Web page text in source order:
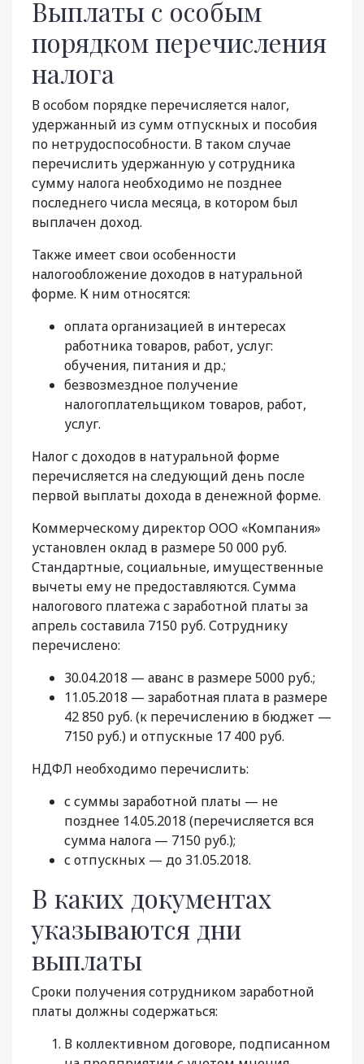
Выплаты с особым
порядком перечисления
налога
В особом порядке перечисляется налог,
удержанный из сумм отпускных и пособия
по нетрудоспособности. В таком случае
перечислить удержанную у сотрудника
сумму налога необходимо не позднее
последнего числа месяца, в котором был
выплачен доход.
Также имеет свои особенности
налогообложение доходов в натуральной
форме. К ним относятся:
оплата организацией в интересах
работника товаров, работ, услуг:
обучения, питания и др.;
безвозмездное получение
налогоплательщиком товаров, работ,
услуг.
Налог с доходов в натуральной форме
перечисляется на следующий день после
первой выплаты дохода в денежной форме.
Коммерческому директор ООО «Компания»
установлен оклад в размере 50 000 руб.
Стандартные, социальные, имущественные
вычеты ему не предоставляются. Сумма
налогового платежа с заработной платы за
апрель составила 7150 руб. Сотруднику
перечислено:
30.04.2018 — аванс в размере 5000 руб.;
11.05.2018 — заработная плата в размере
42 850 руб. (к перечислению в бюджет —
7150 руб.) и отпускные 17 400 руб.
НДФЛ необходимо перечислить:
с суммы заработной платы — не
позднее 14.05.2018 (перечисляется вся
сумма налога — 7150 руб.);
с отпускных — до 31.05.2018.
В каких документах
указываются дни
выплаты
Сроки получения сотрудником заработной
платы должны содержаться:
В коллективном договоре, подписанном